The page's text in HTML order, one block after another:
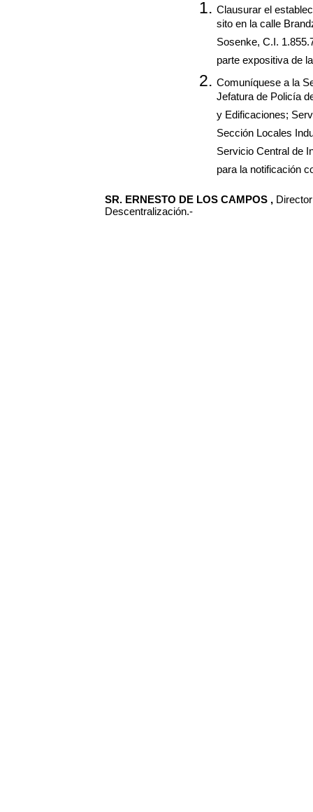
Clausurar el
sito en la calle
Sosenke, C.I.
parte expositiva de
Comuníquese a la
Jefatura de Policía
y Edificaciones;
Sección Locales
Servicio Central de
para la notificación
SR. ERNESTO DE LOS CAMPOS ,
Descentralización.-